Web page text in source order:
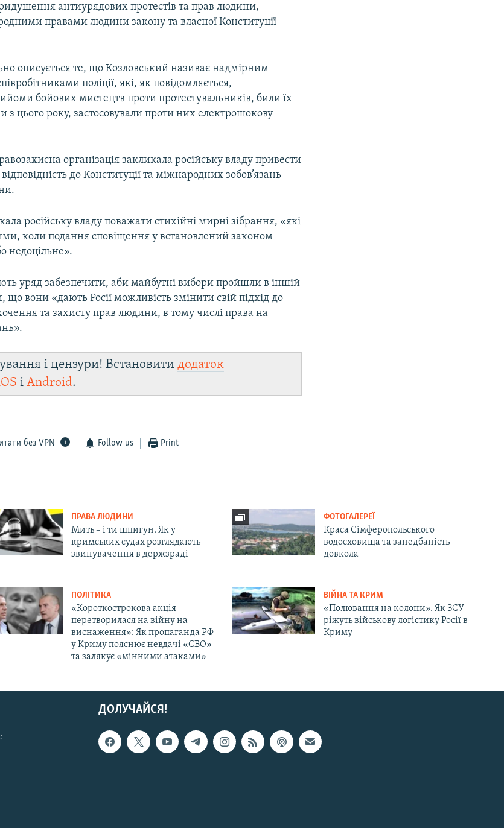
антиурядових протестів та прав людини,
правами людини закону та власної Конституції
описується те, що Козловський називає надмірним
поліції, які, як повідомляється,
бойових мистецтв проти протестувальників, били їх
цього року, застосовували проти них електрошокову
організація закликала російську владу привести
до Конституції та міжнародних зобов’язань
російську владу поважати стихійні мирні зібрання, «які
коли подання сповіщення у встановлений законом
недоцільне».
уряд забезпечити, аби майбутні вибори пройшли в іншій
що вони «дають Росії можливість змінити свій підхід до
та захисту прав людини, в тому числі права на
і цензури! Встановитидодаток
іAndroid.
без VPN Follow us Print
ПРАВА ЛЮДИНИ
Мить – і ти шпигун. Як у
кримських судах розглядають
звинувачення в держзраді
ФОТОГАЛЕРЕЇ
Краса Сімферопольського
водосховища та занедбаність
довкола
ПОЛІТИКА
«Короткострокова акція
перетворилася на війну на
виснаження»: Як пропаганда РФ
у Криму пояснює невдачі «СВО»
та залякує «мінними атаками»
ВІЙНА ТА КРИМ
«Полювання на колони». Як ЗСУ
ріжуть військову логістику Росії в
Криму
ДОЛУЧАЙСЯ!